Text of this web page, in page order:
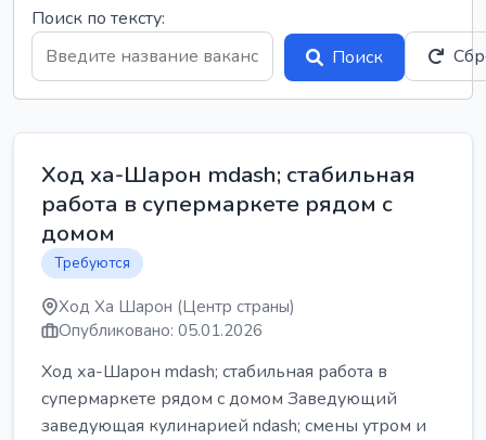
Поиск по тексту:
Поиск
Ход ха-Шарон mdash; стабильная
работа в супермаркете рядом с
домом
Требуются
Ход Ха Шарон (Центр страны)
Опубликовано: 05.01.2026
Ход ха-Шарон mdash; стабильная работа в
супермаркете рядом с домом Заведующий
заведующая кулинарией ndash; смены утром и